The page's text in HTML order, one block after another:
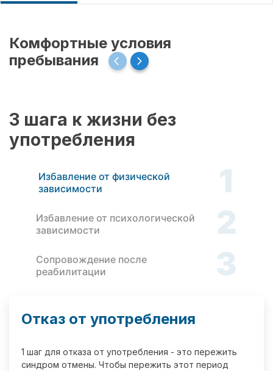
Комфортные условия
пребывания
3 шага к жизни без
употребления
Избавление от физической
зависимости
1
Избавление от психологической
зависимости
2
Сопровождение после
реабилитации
3
Отказ от употребления
1 шаг для отказа от употребления - это пережить
синдром отмены. Чтобы пережить этот период